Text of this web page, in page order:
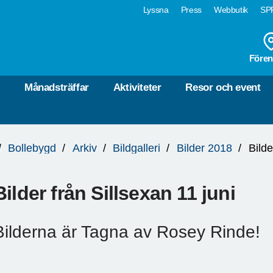
Lyssna Press Webbutik
Månadsträffar Aktiviteter Resor och event
Bollebygd Arkiv Bildgalleri Bilder 2018
från Sillsexan 11 juni
är Tagna av Rosey Rinde!